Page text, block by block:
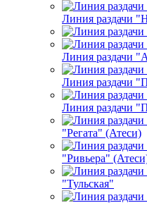
Линия раздачи
Линия раздачи
Линия раздачи
Линия раздачи
"Регата" (Атеси)
"Ривьера"
"Тульская"